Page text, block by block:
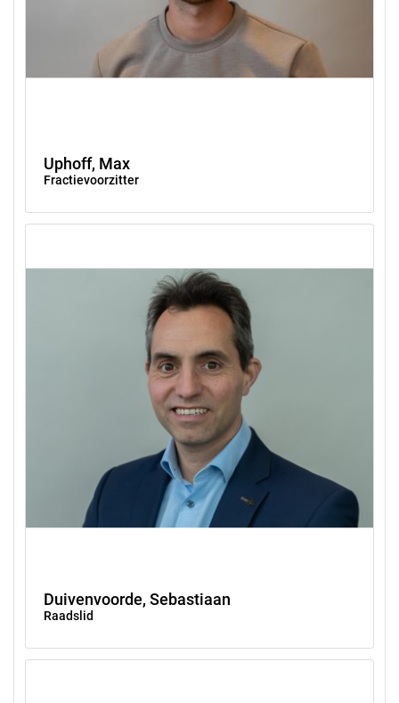
Uphoff, Max
Fractievoorzitter
Duivenvoorde, Sebastiaan
Raadslid